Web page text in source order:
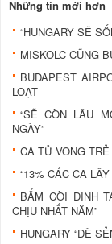
Những tin mới hơn
“HUNGARY SẼ
MISKOLC CŨNG
BUDAPEST
LOẠT
“SẼ CÒN LÂU
NGÀY”
CA TỬ VONG
“13% CÁC CA
BẤM CÒI ĐINH
CHỊU NHẤT NĂM”
HUNGARY “DÈ